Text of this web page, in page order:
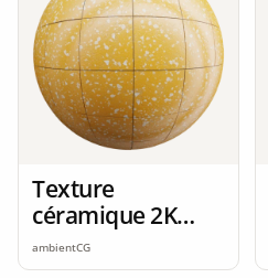
Texture
céramique 2K
seamless
ambientCG